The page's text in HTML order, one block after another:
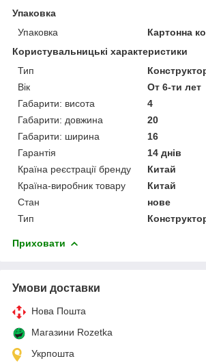
Упаковка
Упаковка
Картонна
Користувальницькі характеристики
Тип
Вік
От 6-ти лет
Габарити: висота
4
Габарити: довжина
20
Габарити: ширина
16
Гарантія
14 днів
Країна реєстрації бренду
Китай
Країна-виробник товару
Китай
Стан
нове
Тип
Приховати
Умови доставки
Нова Пошта
Магазини Rozetka
Укрпошта